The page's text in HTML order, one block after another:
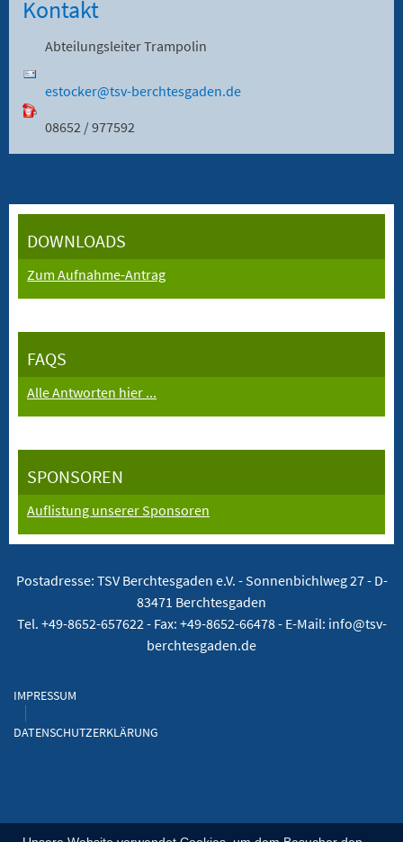
Kontakt
Abteilungsleiter Trampolin
estocker@tsv-berchtesgaden.de
08652 / 977592
DOWNLOADS
Zum Aufnahme-Antrag
FAQS
Alle Antworten hier ...
SPONSOREN
Auflistung unserer Sponsoren
Postadresse: TSV Berchtesgaden e.V. -Sonnenbichlweg 27 - D-
83471 Berchtesgaden
Tel. +49-8652-657622 - Fax: +49-8652-66478 - E-Mail: info@tsv-
berchtesgaden.de
IMPRESSUM
DATENSCHUTZERKLÄRUNG